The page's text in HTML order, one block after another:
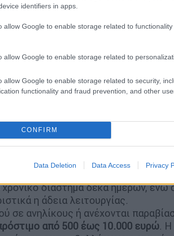
identifiers in apps.
allow Google to enable storage related to
allow Google to enable storage related to
allow Google to enable storage related to security,
functionality and fraud prevention, and other
CONFIRM
Data Deletion Data Access Privacy
του καπνίσματος από
τους, αποτελεί πειθαρχικό
τις διατάξεις που διέπουν την
προϊόντα καπνού, κατά
λειτουργίας χώρων που
παραβάσεις, επιβάλλεται
την υποτροπή. Στην τέταρτη
του καταστήματος
χρονικό διάστημα δέκα ημερών, ενώ
η άδεια λειτουργίας.
σε ανηλίκους ή ανέχονται
από 500 έως 10.000 ευρώ. Η